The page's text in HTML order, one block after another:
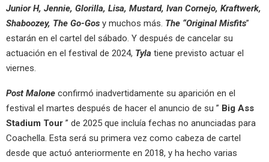
Junior H, Jennie, Glorilla, Lisa, Mustard, Ivan Cornejo, Kraftwerk,
Shaboozey, The Go-Gos y muchos más. The “Original Misfits”
estarán en el cartel del sábado. Y después de cancelar su
actuación en el festival de 2024, Tyla tiene previsto actuar el
viernes.
Post Malone confirmó inadvertidamente su aparición en el
festival el martes después de hacer el anuncio de su ” Big Ass
Stadium Tour ” de 2025 que incluía fechas no anunciadas para
Coachella. Esta será su primera vez como cabeza de cartel
desde que actuó anteriormente en 2018, y ha hecho varias